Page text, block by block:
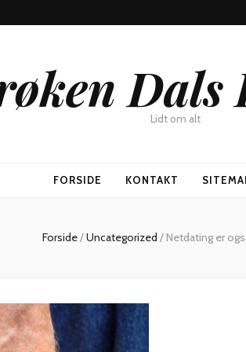
Dals
Lidt om alt
FORSIDE KONTAKT
Forside/Uncategorized / Netdating er